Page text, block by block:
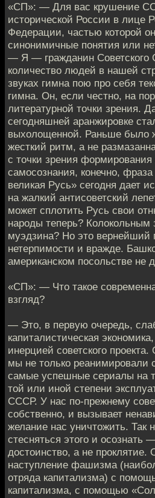
«СП»: — Для вас крушение
исторической России в лице
Федерации, частью которой
синонимичные понятия или
— Я — гражданин Советского
количество людей в нашей
звуках гимна пою про себя
гимна. Он, если честно, на
литературной точки зрения.
сегодняшней аранжировке
выхолощенной. Раньше было
жесткий ритм, а не
с точки зрения формирования
самосознания, конечно,
великая Русь» сегодня дает
на жалкий антисоветский
может сплотить Русь свои
народы теперь?
муэдзина? Но это вернейший
нетерпимости и вражде.
американском посольстве не
«СП»: — Что такое
взгляд?
— Это, в первую очередь,
капиталистическая
инерцией советского
мы не только реанимировали
самые успешные сериалы на
той или иной степени
СССР. У нас по-прежнему
собственно, и вызывает
желание нас уничтожить. Так
стесняться этого и осознать
достоинство, а не проклятие.
наступление фашизма
отряда капитализма) с
капитализма, с помощью